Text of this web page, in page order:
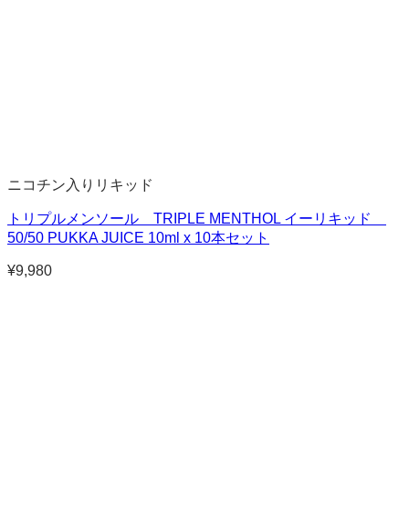
ニコチン入りリキッド
トリプルメンソール TRIPLE MENTHOL イーリキッド
50/50 PUKKA JUICE 10ml x 10本セット
¥9,980